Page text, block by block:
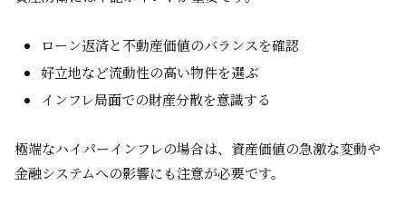
ローン返済と不動産価値のバランスを確認
好立地など流動性の高い物件を選ぶ
インフレ局面での財産分散を意識する
極端なハイパーインフレの場合は、資産価値の急激な変動や
金融システムへの影響にも注意が必要です。